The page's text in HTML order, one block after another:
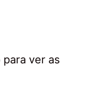
ver as